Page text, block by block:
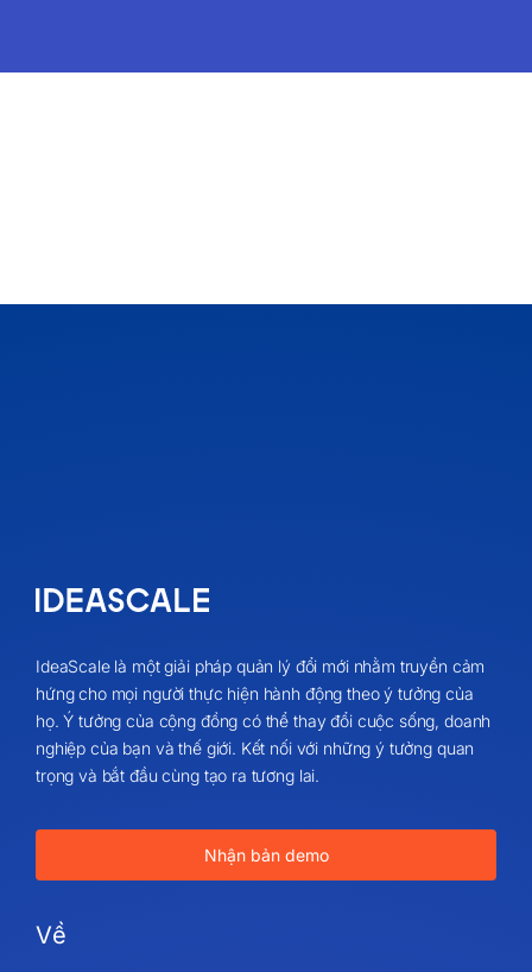
IdeaScale là một giải pháp quản lý đổi mới nhằm truyền cảm
hứng cho mọi người thực hiện hành động theo ý tưởng của
họ. Ý tưởng của cộng đồng có thể thay đổi cuộc sống, doanh
nghiệp của bạn và thế giới. Kết nối với những ý tưởng quan
trọng và bắt đầu cùng tạo ra tương lai.
Nhận bản demo
Về